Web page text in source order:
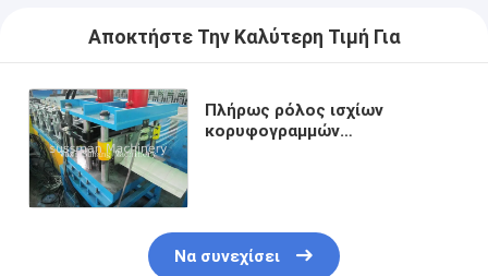
Αποκτήστε Την Καλύτερη Τιμή Για
Πλήρως ρόλος ισχίων
κορυφογραμμών
Να συνεχίσει